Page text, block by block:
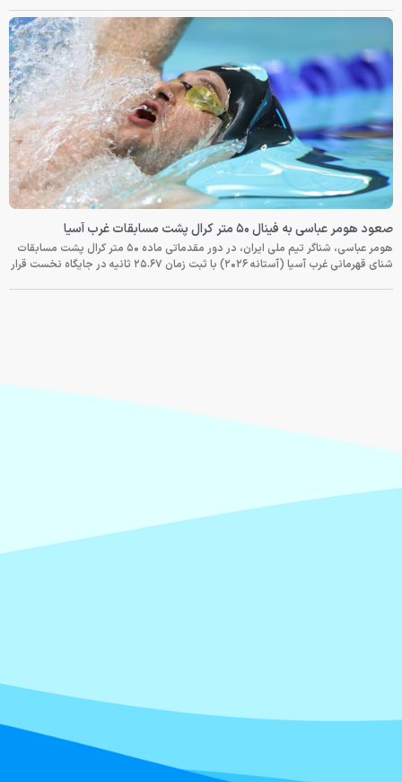
صعود هومر عباسی به فینال ۵۰ متر کرال پشت مسابقات غرب آسیا
هومر عباسی، شناگر تیم ملی ایران، در دور مقدماتی ماده ۵۰ متر کرال پشت مسابقات
شنای قهرمانی غرب آسیا (آستانه ۲۰۲۶) با ثبت زمان ۲۵.۶۷ ثانیه در جایگاه نخست قرار